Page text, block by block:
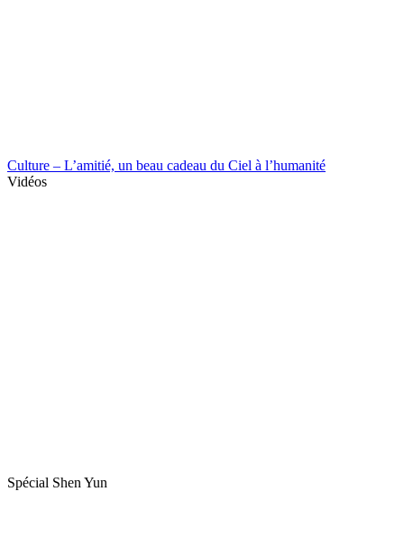
Culture – L’amitié, un beau cadeau du Ciel à l’humanité
Vidéos
Spécial Shen Yun